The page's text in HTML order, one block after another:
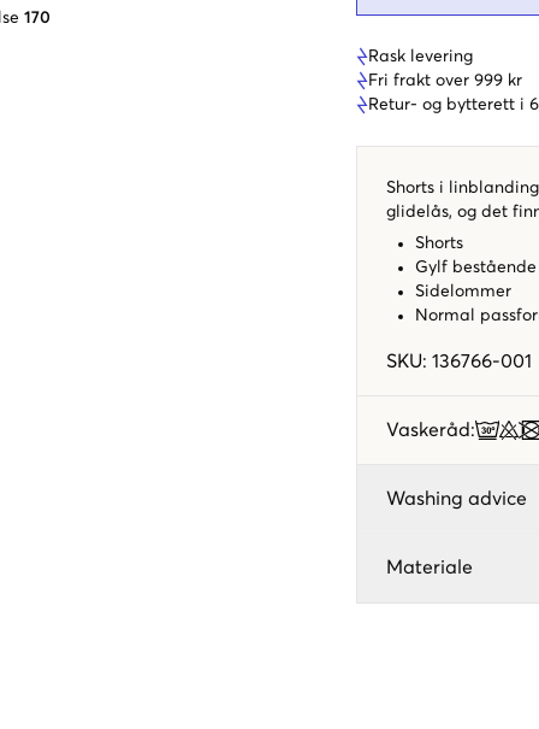
170
Rask levering
Fri frakt over 999 kr
Retur- og bytterett i
Shorts i
glidelås, og det
Shorts
Gylf
Sidelommer
Normal
SKU: 136766-001
Vaskeråd:
Washing advice
Materiale